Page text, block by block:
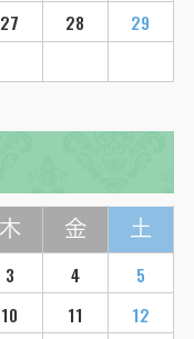
27 28
29
木 金 土
3 4
5
10 11
12